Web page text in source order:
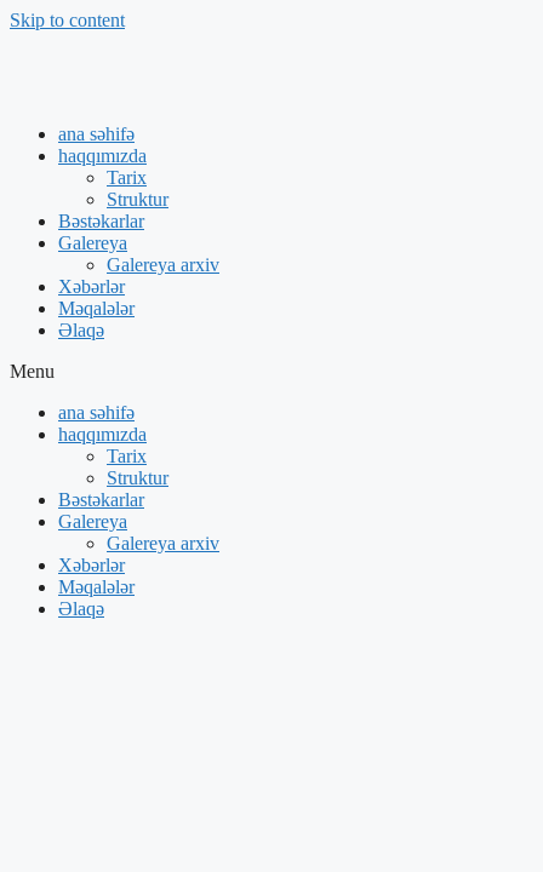
Skip to content
ana səhifə
haqqımızda
Tarix
Struktur
Bəstəkarlar
Galereya
Galereya arxiv
Xəbərlər
Məqalələr
Əlaqə
Menu
ana səhifə
haqqımızda
Tarix
Struktur
Bəstəkarlar
Galereya
Galereya arxiv
Xəbərlər
Məqalələr
Əlaqə